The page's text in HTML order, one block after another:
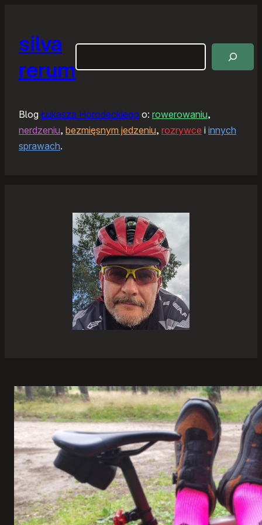
silva
rerum
Blog Łukasza Horodeckiego o: rowerowaniu,
nerdzeniu, bezmięsnym jedzeniu, rozrywce i innych
sprawach.